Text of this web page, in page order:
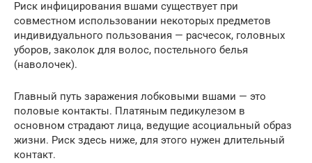
Риск инфицирования вшами существует при
совместном использовании некоторых предметов
индивидуального пользования — расчесок, головных
уборов, заколок для волос, постельного белья
(наволочек).
Главный путь заражения лобковыми вшами — это
половые контакты. Платяным педикулезом в
основном страдают лица, ведущие асоциальный образ
жизни. Риск здесь ниже, для этого нужен длительный
контакт.